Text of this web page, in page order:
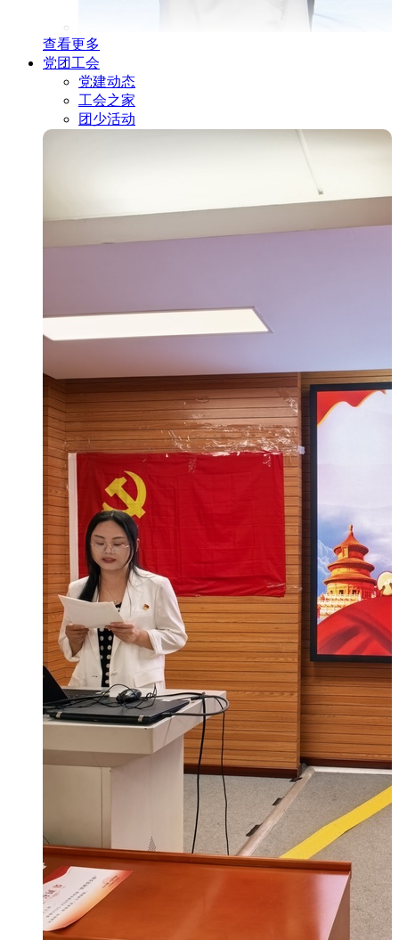
查看更多
党团工会
党建动态
工会之家
团少活动